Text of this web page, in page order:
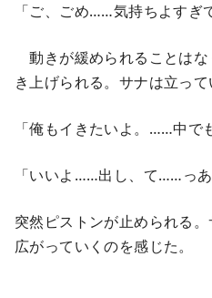
「ご、ごめ……気持ちよすぎ
動きが緩められることは
き上げられる。サナは立って
「俺もイきたいよ。……中で
「いいよ……出し、て……っあ
突然ピストンが止められる
広がっていくのを感じた。